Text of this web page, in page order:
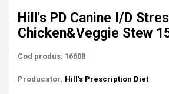
Hill's PD Canine I/D
Chicken&Veggie Stew
Cod produs: 16608
Producator: Hill's Prescription Diet